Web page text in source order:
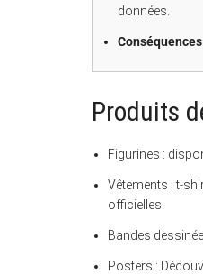
données.
Produits
Figurines :
Vêtements : t-
officielles.
Bandes
Posters :